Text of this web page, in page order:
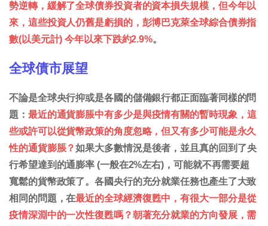
勢逆轉，緩解了全球債券投資者的資本損失規模，但今年以
來，這些投資人仍舊是虧損的，彭博巴克萊全球綜合債券指
數(以美元計) 今年以來下跌約2.9%。
全球債市展望
不論是全球央行抑或是各國的儲備銀行都正面臨著同樣的問
題： 最近的通貨膨脹中有多少是與疫情有關的暫時現象，這
些或許可以從貨幣政策的角度忽略，但又有多少可能是永久
性的通貨膨脹？如果大多數情況是後者，並且真的回到了央
行希望達到的通膨率 (一般在2%左右)，可能就不再需要超
寬鬆的貨幣政策了。各國央行的充分就業任務也產生了大致
相同的問題，在最近的全球經濟復甦中，有很大一部分是從
疫情深淵中的一次性復甦嗎？朝著充分就業的方向發展，需